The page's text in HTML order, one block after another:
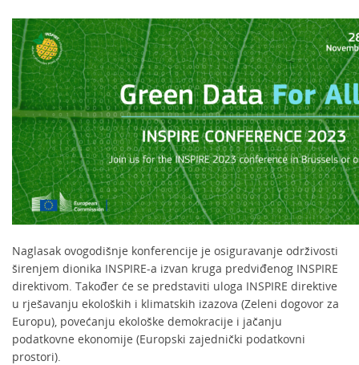
Naglasak ovogodišnje konferencije je osiguravanje održivosti
širenjem dionika INSPIRE-a izvan kruga predviđenog INSPIRE
direktivom. Također će se predstaviti uloga INSPIRE direktive
u rješavanju ekoloških i klimatskih izazova (Zeleni dogovor za
Europu), povećanju ekološke demokracije i jačanju
podatkovne ekonomije (Europski zajednički podatkovni
prostori).